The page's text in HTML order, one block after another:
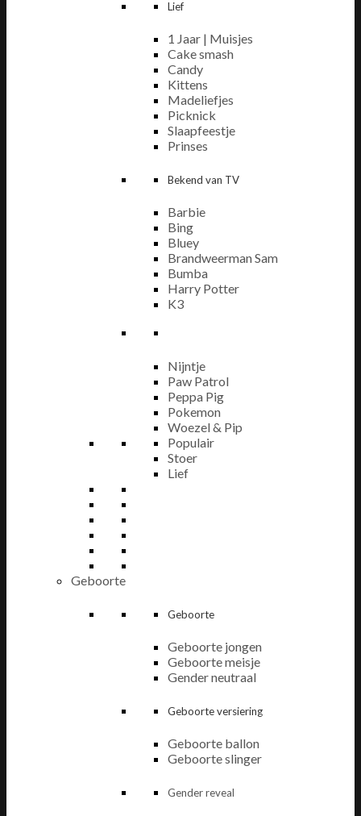
Lief
1 Jaar | Muisjes
Cake smash
Candy
Kittens
Madeliefjes
Picknick
Slaapfeestje
Prinses
Bekend van TV
Barbie
Bing
Bluey
Brandweerman Sam
Bumba
Harry Potter
K3
Nijntje
Paw Patrol
Peppa Pig
Pokemon
Woezel & Pip
Populair
Stoer
Lief
Geboorte
Geboorte
Geboorte jongen
Geboorte meisje
Gender neutraal
Geboorte versiering
Geboorte ballon
Geboorte slinger
Gender reveal